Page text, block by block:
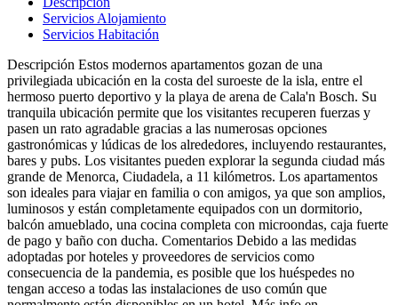
Servicios Alojamiento
Servicios Habitación
Descripción Estos modernos apartamentos gozan de una
privilegiada ubicación en la costa del suroeste de la isla, entre el
hermoso puerto deportivo y la playa de arena de Cala'n Bosch. Su
tranquila ubicación permite que los visitantes recuperen fuerzas y
pasen un rato agradable gracias a las numerosas opciones
gastronómicas y lúdicas de los alrededores, incluyendo restaurantes,
bares y pubs. Los visitantes pueden explorar la segunda ciudad más
grande de Menorca, Ciudadela, a 11 kilómetros. Los apartamentos
son ideales para viajar en familia o con amigos, ya que son amplios,
luminosos y están completamente equipados con un dormitorio,
balcón amueblado, una cocina completa con microondas, caja fuerte
de pago y baño con ducha. Comentarios Debido a las medidas
adoptadas por hoteles y proveedores de servicios como
consecuencia de la pandemia, es posible que los huéspedes no
tengan acceso a todas las instalaciones de uso común que